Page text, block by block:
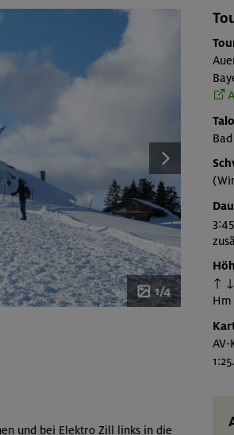
1/4
↑ ↓
Hm
und bei Elektro Zill links in die